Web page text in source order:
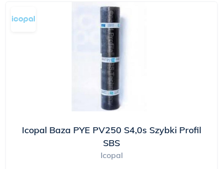
Icopal Baza PYE PV250 S4,0s Szybki Profil
SBS
Icopal